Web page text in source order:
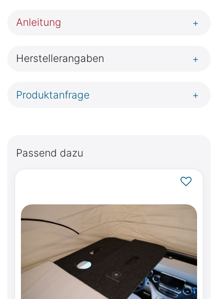
Anleitung +
Herstellerangaben +
Produktanfrage +
Passend dazu